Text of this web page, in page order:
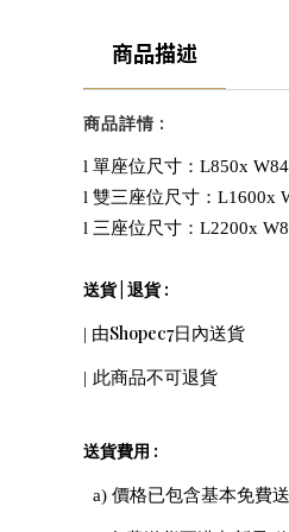
商品描述
商品詳情 :
l 單座位尺寸： L850x
l 雙三座位尺寸： L1600x
l 三座位尺寸： L2200x
送貨| 退貨:
| 由Shopec7日內送貨
| 此商品不可退貨
送貨費用 :
a) 價格已包含基本免費